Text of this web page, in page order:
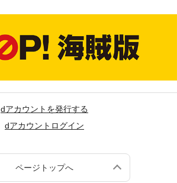
dアカウントを発行する
dアカウントログイン
ページトップへ